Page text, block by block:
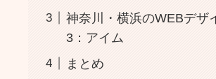
神奈川・横浜のWEBデザ
3：アイム
まとめ